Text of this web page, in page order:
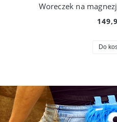
Woreczek na
Do